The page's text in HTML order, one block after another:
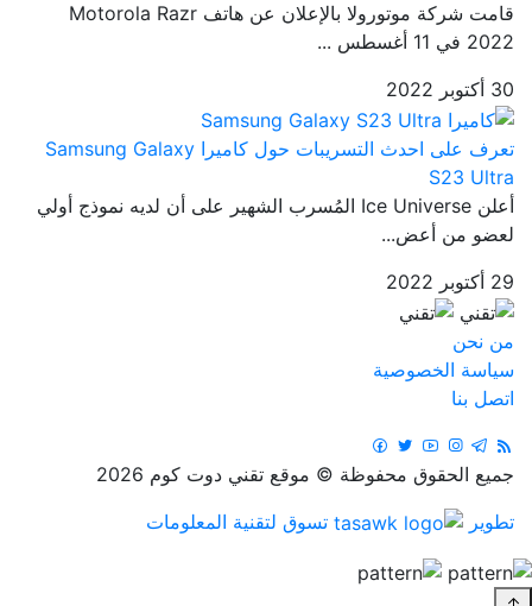
قامت شركة موتورولا بالإعلان عن هاتف Motorola Razr
2022 في 11 أغسطس ...
30 أكتوبر 2022
تعرف على احدث التسريبات حول كاميرا Samsung Galaxy
S23 Ultra
أعلن Ice Universe المُسرب الشهير على أن لديه نموذج أولي
لعضو من أعض...
29 أكتوبر 2022
من نحن
سياسة الخصوصية
اتصل بنا
جميع الحقوق محفوظة © موقع تقني دوت كوم 2026
تطوير
تسوق لتقنية المعلومات